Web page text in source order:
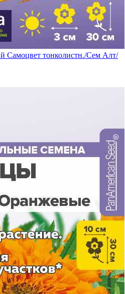
Самоцвет тонколистн./Сем Алт/